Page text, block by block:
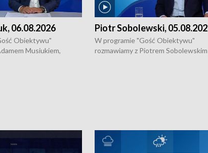
06.08.2026
Obiektywu"
Musiukiem,
Piotr Sobolewski,
W programie "Gość Obiektywu"
rozmawiamy z Piotrem